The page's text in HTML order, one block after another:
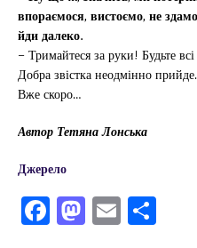
впораємося, вистоємо, не
йди далеко.
– Тримайтеся за руки! Будьте
Добра звістка неодмінно прийде.
Вже скоро…
Автор Тетяна Лонська
Джерело
F M E